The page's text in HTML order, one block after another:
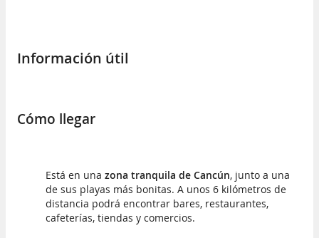
Información útil
Cómo llegar
Está en una zona tranquila de Cancún, junto a una
de sus playas más bonitas. A unos 6 kilómetros de
distancia podrá encontrar bares, restaurantes,
cafeterías, tiendas y comercios.